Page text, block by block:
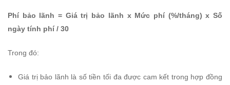
Phí bảo lãnh = Giá trị bảo lãnh x Mức phí (%/tháng) x Số
ngày tính phí / 30
Trong đó:
Giá trị bảo lãnh là số tiền tối đa được cam kết trong hợp đồng